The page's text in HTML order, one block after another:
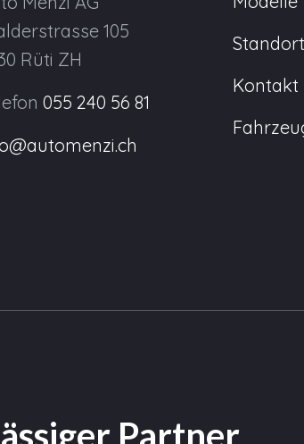
105
Rüti ZH
055 240 56 81
Kontakt
Partner